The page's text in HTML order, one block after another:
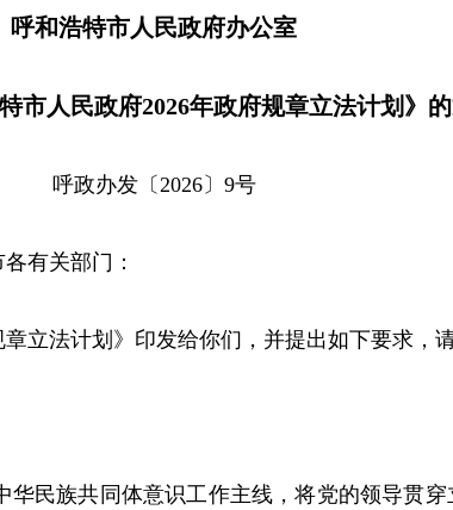
呼和浩特市人民政府办公室
市人民政府2026年政府规章立法计划》
呼政办发〔2026〕9号
有关部门：
法计划》印发给你们，并提出如下要求，请
族共同体意识工作主线，将党的领导贯穿